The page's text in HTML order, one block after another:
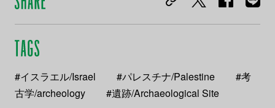
#イスラエル/Israel #パレスチナ/Palestine
#考
古学/archeology
#遺跡/Archaeological Site